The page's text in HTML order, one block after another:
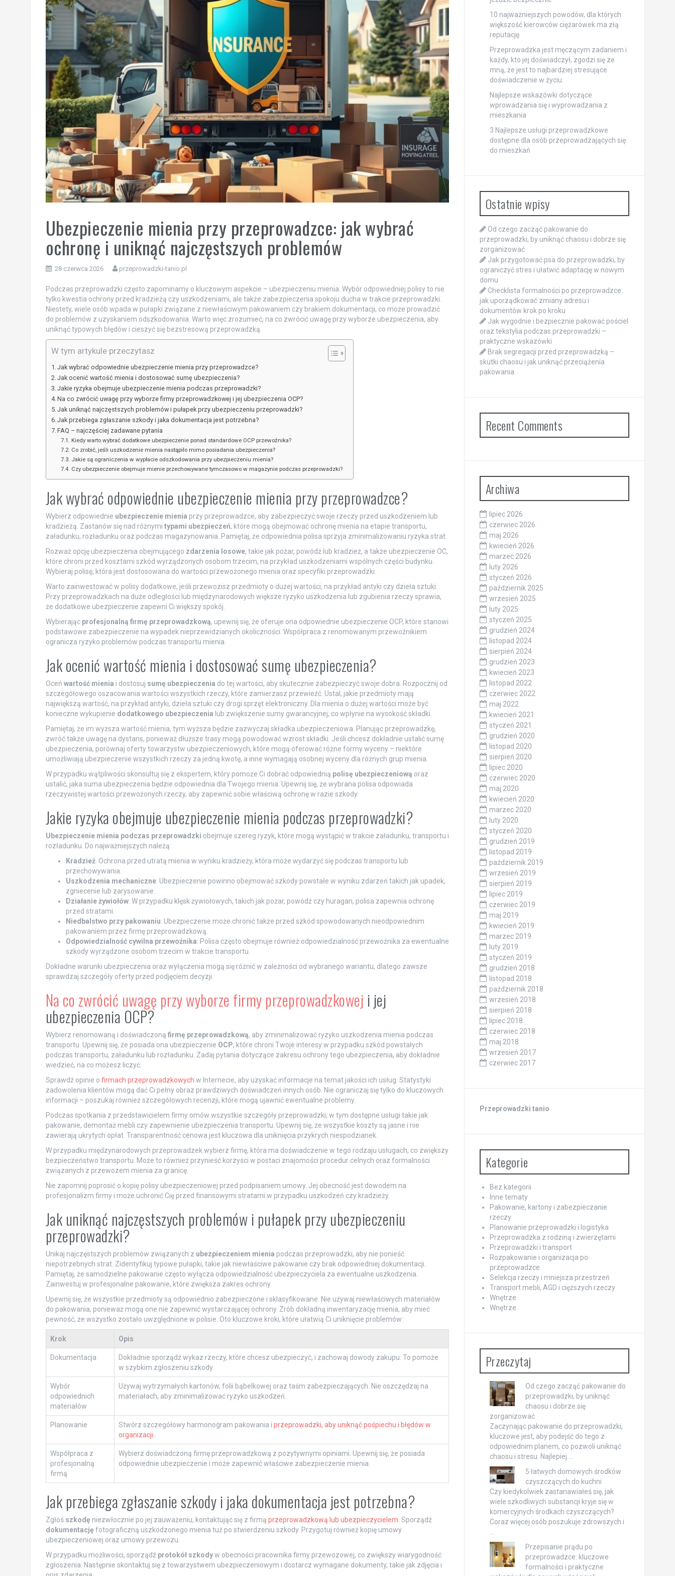
Ubezpieczenie mienia przy przeprowadzce: jak wybrać
ochronę i uniknąć najczęstszych problemów
28 czerwca 2026 przeprowadzki-tanio.pl
Podczas przeprowadzki często zapominamy o kluczowym aspekcie – ubezpieczeniu mienia. Wybór odpowiedniej polisy to nie
tylko kwestia ochrony przed kradzieżą czy uszkodzeniami, ale także zabezpieczenia spokoju ducha w trakcie przeprowadzki.
Niestety, wiele osób wpada w pułapki związane z niewłaściwym pakowaniem czy brakiem dokumentacji, co może prowadzić
do problemów z uzyskaniem odszkodowania. Warto więc zrozumieć, na co zwrócić uwagę przy wyborze ubezpieczenia, aby
uniknąć typowych błędów i cieszyć się bezstresową przeprowadzką.
W tym artykule przeczytasz
Jak wybrać odpowiednie ubezpieczenie mienia przy przeprowadzce?
Jak ocenić wartość mienia i dostosować sumę ubezpieczenia?
Jakie ryzyka obejmuje ubezpieczenie mienia podczas przeprowadzki?
Na co zwrócić uwagę przy wyborze firmy przeprowadzkowej i jej ubezpieczenia OCP?
Jak uniknąć najczęstszych problemów i pułapek przy ubezpieczeniu przeprowadzki?
Jak przebiega zgłaszanie szkody i jaka dokumentacja jest potrzebna?
FAQ – najczęściej zadawane pytania
Kiedy warto wybrać dodatkowe ubezpieczenie ponad standardowe OCP przewoźnika?
Co zrobić, jeśli uszkodzenie mienia nastąpiło mimo posiadania ubezpieczenia?
Jakie są ograniczenia w wypłacie odszkodowania przy ubezpieczeniu mienia?
Czy ubezpieczenie obejmuje mienie przechowywane tymczasowo w magazynie podczas przeprowadzki?
Jak wybrać odpowiednie ubezpieczenie mienia przy przeprowadzce?
Wybierz odpowiednie ubezpieczenie mienia przy przeprowadzce, aby zabezpieczyć swoje rzeczy przed uszkodzeniem lub
kradzieżą. Zastanów się nad różnymi typami ubezpieczeń, które mogą obejmować ochronę mienia na etapie transportu,
załadunku, rozładunku oraz podczas magazynowania. Pamiętaj, że odpowiednia polisa sprzyja zminimalizowaniu ryzyka strat.
Rozważ opcję ubezpieczenia obejmującego zdarzenia losowe, takie jak pożar, powódź lub kradzież, a także ubezpieczenie OC,
które chroni przed kosztami szkód wyrządzonych osobom trzecim, na przykład uszkodzeniami wspólnych części budynku.
Wybieraj polisę, która jest dostosowana do wartości przewożonego mienia oraz specyfiki przeprowadzki.
Warto zainwestować w polisy dodatkowe, jeśli przewozisz przedmioty o dużej wartości, na przykład antyki czy dzieła sztuki.
Przy przeprowadzkach na duże odległości lub międzynarodowych większe ryzyko uszkodzenia lub zgubienia rzeczy sprawia,
że dodatkowe ubezpieczenie zapewni Ci większy spokój.
Wybierając profesjonalną firmę przeprowadzkową, upewnij się, że oferuje ona odpowiednie ubezpieczenie OCP, które stanowi
podstawowe zabezpieczenie na wypadek nieprzewidzianych okoliczności. Współpraca z renomowanym przewoźnikiem
ogranicza ryzyko problemów podczas transportu mienia.
Jak ocenić wartość mienia i dostosować sumę ubezpieczenia?
Oceń wartość mienia i dostosuj sumę ubezpieczenia do tej wartości, aby skutecznie zabezpieczyć swoje dobra. Rozpocznij od
szczegółowego oszacowania wartości wszystkich rzeczy, które zamierzasz przewieźć. Ustal, jakie przedmioty mają
największą wartość, na przykład antyki, dzieła sztuki czy drogi sprzęt elektroniczny. Dla mienia o dużej wartości może być
konieczne wykupienie dodatkowego ubezpieczenia lub zwiększenie sumy gwarancyjnej, co wpłynie na wysokość składki.
Pamiętaj, że im wyższa wartość mienia, tym wyższa będzie zazwyczaj składka ubezpieczeniowa. Planując przeprowadzkę,
zwróć także uwagę na dystans, ponieważ dłuższe trasy mogą powodować wzrost składki. Jeśli chcesz dokładnie ustalić sumę
ubezpieczenia, porównaj oferty towarzystw ubezpieczeniowych, które mogą oferować różne formy wyceny – niektóre
umożliwiają ubezpieczenie wszystkich rzeczy za jedną kwotę, a inne wymagają osobnej wyceny dla różnych grup mienia.
W przypadku wątpliwości skonsultuj się z ekspertem, który pomoże Ci dobrać odpowiednią polisę ubezpieczeniową oraz
ustalić, jaka suma ubezpieczenia będzie odpowiednia dla Twojego mienia. Upewnij się, że wybrana polisa odpowiada
rzeczywistej wartości przewożonych rzeczy, aby zapewnić sobie właściwą ochronę w razie szkody.
Jakie ryzyka obejmuje ubezpieczenie mienia podczas przeprowadzki?
Ubezpieczenie mienia podczas przeprowadzki obejmuje szereg ryzyk, które mogą wystąpić w trakcie załadunku, transportu i
rozładunku. Do najważniejszych należą:
Kradzież: Ochrona przed utratą mienia w wyniku kradzieży, która może wydarzyć się podczas transportu lub
przechowywania.
Uszkodzenia mechaniczne: Ubezpieczenie powinno obejmować szkody powstałe w wyniku zdarzeń takich jak upadek,
zgniecenie lub zarysowanie.
Działanie żywiołów: W przypadku klęsk żywiołowych, takich jak pożar, powódź czy huragan, polisa zapewnia ochronę
przed stratami.
Niedbalstwo przy pakowaniu: Ubezpieczenie może chronić także przed szkód spowodowanych nieodpowiednim
pakowaniem przez firmę przeprowadzkową.
Odpowiedzialność cywilna przewoźnika: Polisa często obejmuje również odpowiedzialność przewoźnika za ewentualne
szkody wyrządzone osobom trzecim w trakcie transportu.
Dokładne warunki ubezpieczenia oraz wyłączenia mogą się różnić w zależności od wybranego wariantu, dlatego zawsze
sprawdzaj szczegóły oferty przed podjęciem decyzji.
Na co zwrócić uwagę przy wyborze firmy przeprowadzkowej i jej
ubezpieczenia OCP?
Wybierz renomowaną i doświadczoną firmę przeprowadzkową, aby zminimalizować ryzyko uszkodzenia mienia podczas
transportu. Upewnij się, że posiada ona ubezpieczenie OCP, które chroni Twoje interesy w przypadku szkód powstałych
podczas transportu, załadunku lub rozładunku. Zadaj pytania dotyczące zakresu ochrony tego ubezpieczenia, aby dokładnie
wiedzieć, na co możesz liczyć.
Sprawdź opinie o firmach przeprowadzkowych w Internecie, aby uzyskać informacje na temat jakości ich usług. Statystyki
zadowolenia klientów mogą dać Ci pełny obraz prawdziwych doświadczeń innych osób. Nie ograniczaj się tylko do kluczowych
informacji – poszukaj również szczegółowych recenzji, które mogą ujawnić ewentualne problemy.
Podczas spotkania z przedstawicielem firmy omów wszystkie szczegóły przeprowadzki, w tym dostępne usługi takie jak
pakowanie, demontaż mebli czy zapewnienie ubezpieczenia transportu. Upewnij się, że wszystkie koszty są jasne i nie
zawierają ukrytych opłat. Transparentność cenowa jest kluczowa dla uniknięcia przykrych niespodzianek.
W przypadku międzynarodowych przeprowadzek wybierz firmę, która ma doświadczenie w tego rodzaju usługach, co zwiększy
bezpieczeństwo transportu. Może to również przynieść korzyści w postaci znajomości procedur celnych oraz formalności
związanych z przewozem mienia za granicę.
Nie zapomnij poprosić o kopię polisy ubezpieczeniowej przed podpisaniem umowy. Jej obecność jest dowodem na
profesjonalizm firmy i może uchronić Cię przed finansowymi stratami w przypadku uszkodzeń czy kradzieży.
Jak uniknąć najczęstszych problemów i pułapek przy ubezpieczeniu
przeprowadzki?
Unikaj najczęstszych problemów związanych z ubezpieczeniem mienia podczas przeprowadzki, aby nie ponieść
niepotrzebnych strat. Zidentyfikuj typowe pułapki, takie jak niewłaściwe pakowanie czy brak odpowiedniej dokumentacji.
Pamiętaj, że samodzielne pakowanie często wyłącza odpowiedzialność ubezpieczyciela za ewentualne uszkodzenia.
Zainwestuj w profesjonalne pakowanie, które zwiększa zakres ochrony.
Upewnij się, że wszystkie przedmioty są odpowiednio zabezpieczone i sklasyfikowane. Nie używaj niewłaściwych materiałów
do pakowania, ponieważ mogą one nie zapewnić wystarczającej ochrony. Zrób dokładną inwentaryzację mienia, aby mieć
pewność, że wszystko zostało uwzględnione w polisie. Oto kluczowe kroki, które ułatwią Ci uniknięcie problemów:
Krok Opis
Dokumentacja
Dokładnie sporządź wykaz rzeczy, które chcesz ubezpieczyć, i zachowaj dowody zakupu. To pomoże
w szybkim zgłoszeniu szkody.
Wybór
odpowiednich
materiałów
Używaj wytrzymałych kartonów, folii bąbelkowej oraz taśm zabezpieczających. Nie oszczędzaj na
materiałach, aby zminimalizować ryzyko uszkodzeń.
Planowanie Stwórz szczegółowy harmonogram pakowania i przeprowadzki, aby uniknąć pośpiechu i błędów w
organizacji
Współpraca z
profesjonalną
firmą
Wybierz doświadczoną firmę przeprowadzkową z pozytywnymi opiniami. Upewnij się, że posiada
odpowiednie ubezpieczenie i może zapewnić właściwe zabezpieczenie mienia.
Jak przebiega zgłaszanie szkody i jaka dokumentacja jest potrzebna?
Zgłoś szkodę niezwłocznie po jej zauważeniu, kontaktując się z firmą przeprowadzkową lub ubezpieczycielem . Sporządź
dokumentację fotograficzną uszkodzonego mienia tuż po stwierdzeniu szkody. Przygotuj również kopię umowy
ubezpieczeniowej oraz umowy przewozu.
W przypadku możliwości, sporządź protokół szkodyw obecności pracownika firmy przewozowej, co zwiększy wiarygodność
zgłoszenia. Następnie skontaktuj się z towarzystwem ubezpieczeniowym i dostarcz wymagane dokumenty, takie jak zdjęcia i
10 najważniejszych powodów, dla których
większość kierowców ciężarówek ma złą
reputację
Przeprowadzka jest męczącym zadaniem i
każdy, kto jej doświadczył, zgodzi się ze
mną, że jest to najbardziej stresujące
doświadczenie w życiu.
Najlepsze wskazówki dotyczące
wprowadzania się i wyprowadzania z
mieszkania
3 Najlepsze usługi przeprowadzkowe
dostępne dla osób przeprowadzających się
do mieszkań
Ostatnie wpisy
Od czego zacząć pakowanie do
przeprowadzki, by uniknąć chaosu i dobrze się
zorganizować
Jak przygotować psa do przeprowadzki, by
ograniczyć stres i ułatwić adaptację w nowym
domu
Checklista formalności po przeprowadzce:
jak uporządkować zmiany adresu i
dokumentów krok po kroku
Jak wygodnie i bezpiecznie pakować pościel
oraz tekstylia podczas przeprowadzki –
praktyczne wskazówki
Brak segregacji przed przeprowadzką –
skutki chaosu i jak uniknąć przeciążenia
pakowania
Recent Comments
Archiwa
lipiec 2026
czerwiec 2026
maj 2026
kwiecień 2026
marzec 2026
luty 2026
styczeń 2026
październik 2025
wrzesień 2025
luty 2025
styczeń 2025
grudzień 2024
listopad 2024
sierpień 2024
grudzień 2023
kwiecień 2023
listopad 2022
czerwiec 2022
maj 2022
kwiecień 2021
styczeń 2021
grudzień 2020
listopad 2020
sierpień 2020
lipiec 2020
czerwiec 2020
maj 2020
kwiecień 2020
marzec 2020
luty 2020
styczeń 2020
grudzień 2019
listopad 2019
październik 2019
wrzesień 2019
sierpień 2019
lipiec 2019
czerwiec 2019
maj 2019
kwiecień 2019
marzec 2019
luty 2019
styczeń 2019
grudzień 2018
listopad 2018
październik 2018
wrzesień 2018
sierpień 2018
lipiec 2018
czerwiec 2018
maj 2018
wrzesień 2017
czerwiec 2017
Przeprowadzki tanio
Kategorie
Bez kategorii
Inne tematy
Pakowanie, kartony i zabezpieczanie
rzeczy
Planowanie przeprowadzki i logistyka
Przeprowadzka z rodziną i zwierzętami
Przeprowadzki i transport
Rozpakowanie i organizacja po
przeprowadzce
Selekcja rzeczy i mniejsza przestrzeń
Transport mebli, AGD i cięższych rzeczy
Wnętrze
Wnętrze
Przeczytaj
Od czego zacząć pakowanie do
przeprowadzki, by uniknąć
chaosu i dobrze się
zorganizować
Zaczynając pakowanie do przeprowadzki,
kluczowe jest, aby podejść do tego z
odpowiednim planem, co pozwoli uniknąć
chaosu i stresu. Najlepiej …
5 łatwych domowych środków
czyszczących do kuchni
Czy kiedykolwiek zastanawiałeś się, jak
wiele szkodliwych substancji kryje się w
komercyjnych środkach czyszczących?
Coraz więcej osób poszukuje zdrowszych i
…
Przepisanie prądu po
przeprowadzce: kluczowe
formalności i praktyczne